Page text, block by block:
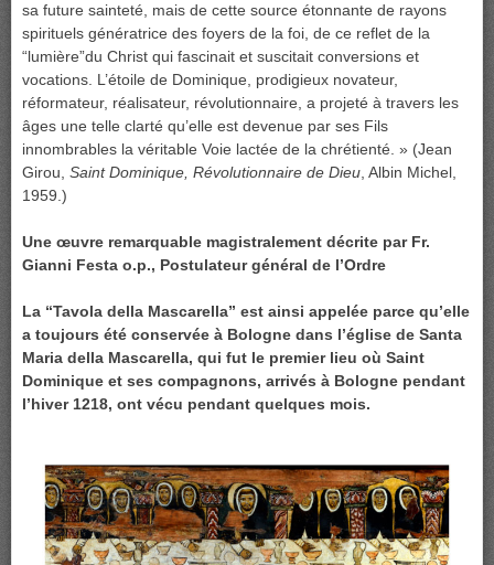
sa future sainteté, mais de cette source étonnante de rayons
spirituels génératrice des foyers de la foi, de ce reflet de la
“lumière”du Christ qui fascinait et suscitait conversions et
vocations. L’étoile de Dominique, prodigieux novateur,
réformateur, réalisateur, révolutionnaire, a projeté à travers les
âges une telle clarté qu’elle est devenue par ses Fils
innombrables la véritable Voie lactée de la chrétienté. » (Jean
Girou, Saint Dominique, Révolutionnaire de Dieu , Albin Michel,
1959.)
Une œuvre remarquable magistralement décrite par Fr.
Gianni Festa o.p., Postulateur général de l’Ordre
La “Tavola della Mascarella” est ainsi appelée parce qu’elle
a toujours été conservée à Bologne dans l’église de Santa
Maria della Mascarella, qui fut le premier lieu où Saint
Dominique et ses compagnons, arrivés à Bologne pendant
l’hiver 1218, ont vécu pendant quelques mois.